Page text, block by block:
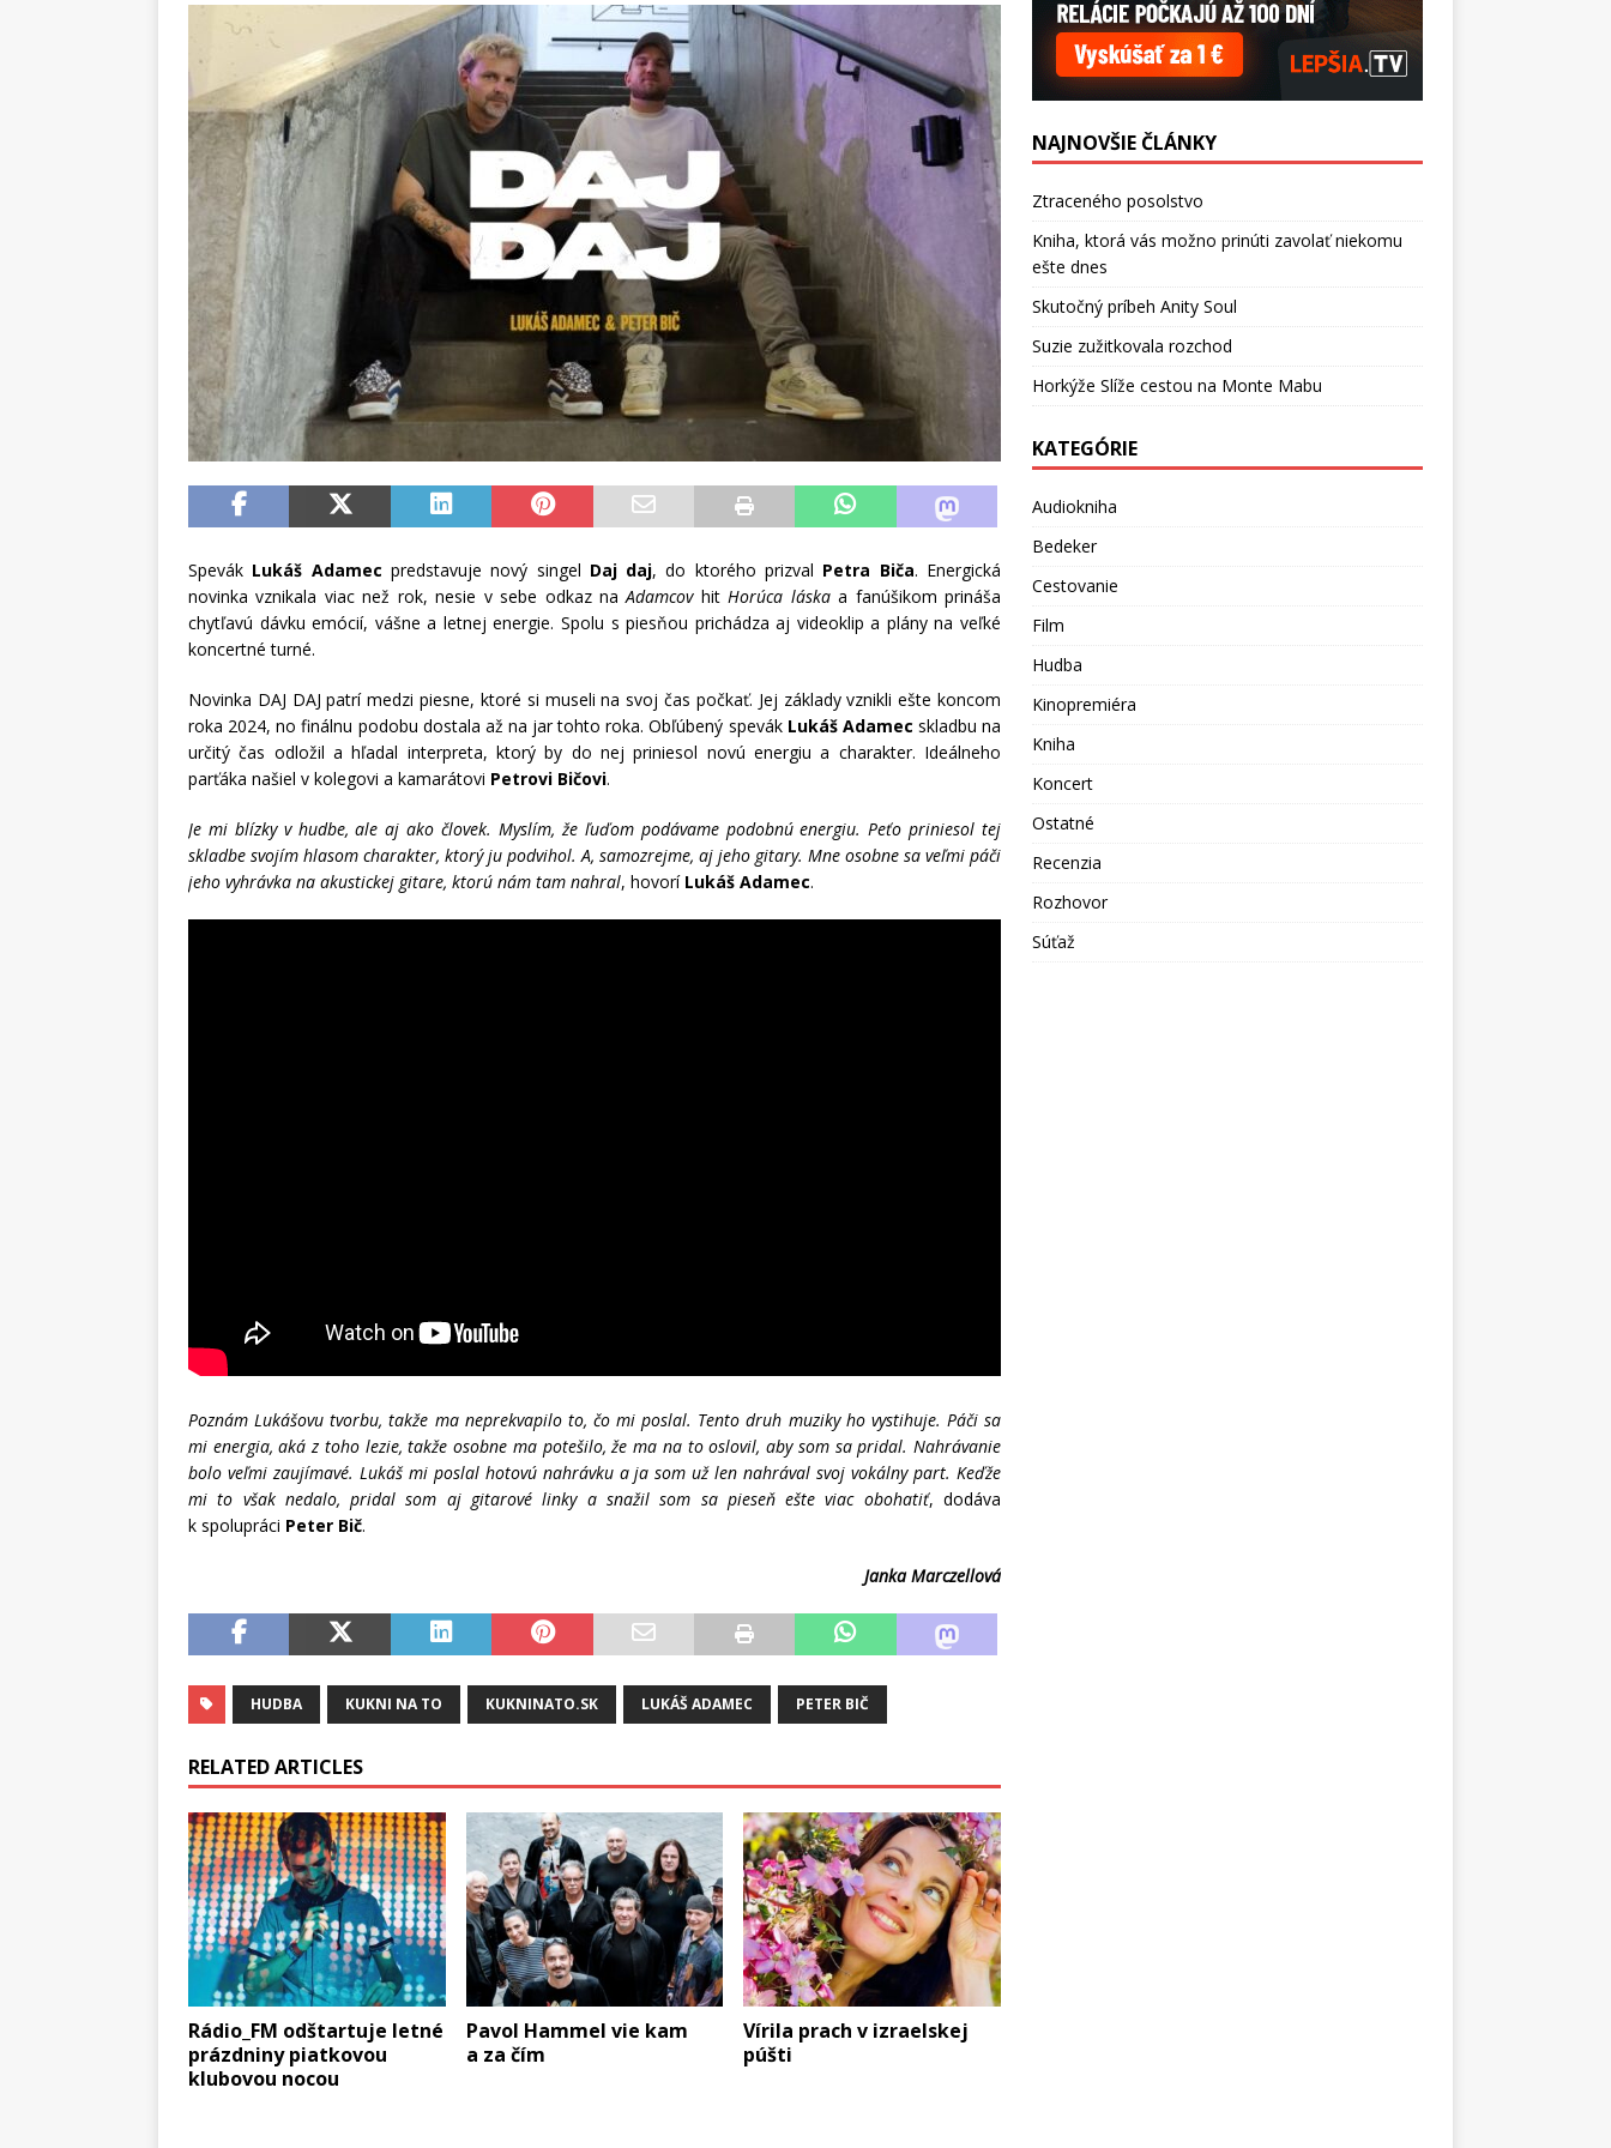
Spevák Lukáš Adamec predstavuje nový singel Daj daj, do ktorého prizval Petra Biča. Energická
novinka vznikala viac než rok, nesie v sebe odkaz naAdamcovhitHorúca láskaa fanúšikom prináša
chytľavú dávku emócií, vášne a letnej energie. Spolu s piesňou prichádza aj videoklip a plány na veľké
koncertné turné.
Novinka DAJ DAJ patrí medzi piesne, ktoré si museli na svoj čas počkať. Jej základy vznikli ešte koncom
roka 2024, no finálnu podobu dostala až na jar tohto roka. Obľúbený spevák Lukáš Adamec skladbu na
určitý čas odložil a hľadal interpreta, ktorý by do nej priniesol novú energiu a charakter. Ideálneho
parťáka našiel v kolegovi a kamarátovi Petrovi Bičovi.
Je mi blízky v hudbe, ale aj ako človek. Myslím, že ľuďom podávame podobnú energiu. Peťo priniesol tej
skladbe svojím hlasom charakter, ktorý ju podvihol. A, samozrejme, aj jeho gitary. Mne osobne sa veľmi páči
jeho vyhrávka na akustickej gitare, ktorú nám tam nahral, hovorí Lukáš Adamec.
Poznám Lukášovu tvorbu, takže ma neprekvapilo to, čo mi poslal. Tento druh muziky ho vystihuje. Páči sa
mi energia, aká z toho lezie, takže osobne ma potešilo, že ma na to oslovil, aby som sa pridal. Nahrávanie
bolo veľmi zaujímavé. Lukáš mi poslal hotovú nahrávku a ja som už len nahrával svoj vokálny part. Keďže
mi to však nedalo, pridal som aj gitarové linky a snažil som sa pieseň ešte viac obohatiť, dodáva
k spolupráci Peter Bič.
Janka Marczellová
HUDBA KUKNI NA TO KUKNINATO.SK LUKÁŠ ADAMEC PETER BIČ
RELATED ARTICLES
Rádio_FM odštartuje letné
prázdniny piatkovou
klubovou nocou
Pavol Hammel vie kam
a za čím
Vírila prach v izraelskej
púšti
NAJNOVŠIE ČLÁNKY
Ztraceného posolstvo
Kniha, ktorá vás možno prinúti zavolať niekomu
ešte dnes
Skutočný príbeh Anity Soul
Suzie zužitkovala rozchod
Horkýže Slíže cestou na Monte Mabu
KATEGÓRIE
Audiokniha
Bedeker
Cestovanie
Film
Hudba
Kinopremiéra
Kniha
Koncert
Ostatné
Recenzia
Rozhovor
Súťaž